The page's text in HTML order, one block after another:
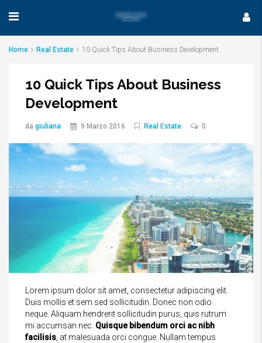
Home Real Estate 10 Quick Tips About Business Development
10 Quick Tips About Business
Development
da giuliana 9 Marzo 2016 Real Estate 0
Lorem ipsum dolor sit amet, consectetur adipiscing elit.
Duis mollis et sem sed sollicitudin. Donec non odio
neque. Aliquam hendrerit sollicitudin purus, quis rutrum
mi accumsan nec. Quisque bibendum orci ac nibh
facilisis , at malesuada orci congue. Nullam tempus